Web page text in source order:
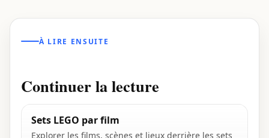
À LIRE ENSUITE
Continuer la lecture
Sets LEGO par film
Explorer les films, scènes et lieux derrière les sets